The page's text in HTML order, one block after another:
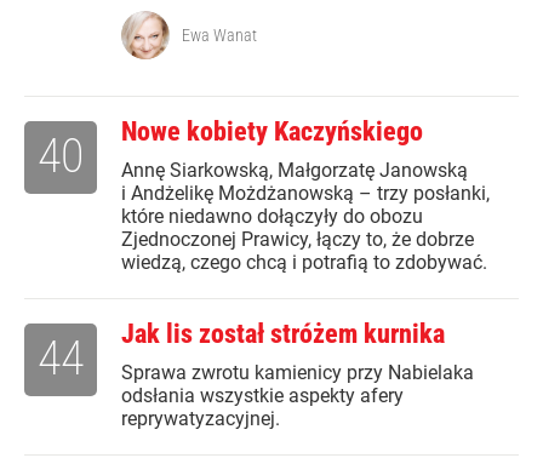
Ewa Wanat
Nowe kobiety Kaczyńskiego
Annę Siarkowską, Małgorzatę Janowską
i Andżelikę Możdżanowską – trzy posłanki,
które niedawno dołączyły do obozu
Zjednoczonej Prawicy, łączy to, że dobrze
wiedzą, czego chcą i potrafią to zdobywać.
40
Jak lis został stróżem kurnika
Sprawa zwrotu kamienicy przy Nabielaka
odsłania wszystkie aspekty afery
reprywatyzacyjnej.
44